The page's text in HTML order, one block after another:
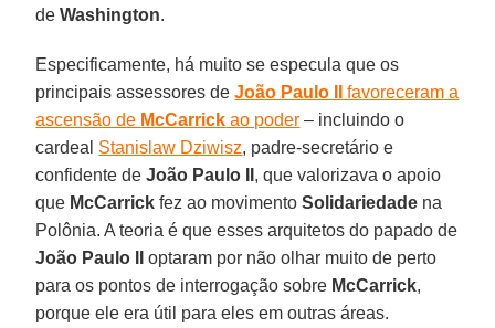
deWashington.
Especificamente, há muito se especula que os
principais assessores deJoão Paulo II
favoreceram a
ascensão de McCarrick ao poder – incluindo o
cardeal Stanislaw Dziwisz, padre-secretário e
confidente deJoão Paulo II , que valorizava o apoio
que McCarrick fez ao movimentoSolidariedade na
Polônia. A teoria é que esses arquitetos do papado de
João Paulo II
optaram por não olhar muito de perto
para os pontos de interrogação sobre McCarrick,
porque ele era útil para eles em outras áreas.